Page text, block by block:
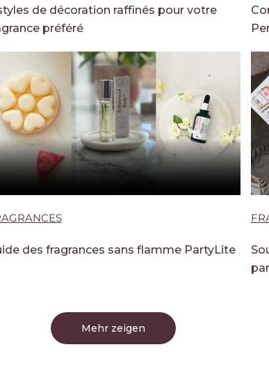
de décoration raffinés pour votre
préféré
des fragrances sans flamme PartyLite
Mehr zeigen